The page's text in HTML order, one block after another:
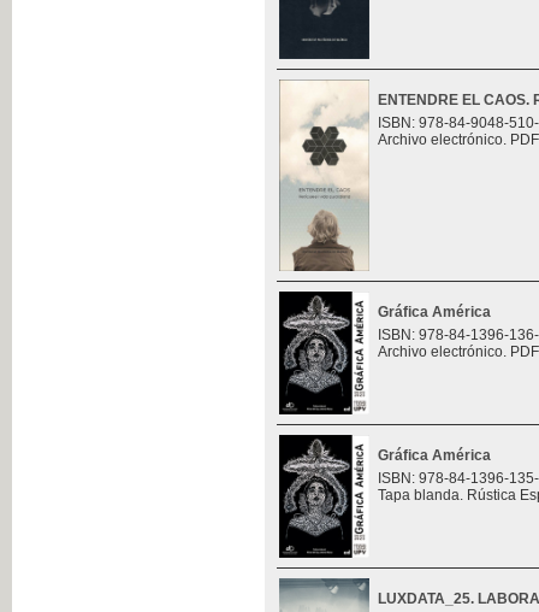
ENTENDRE EL
ISBN: 978-84-9048-
Archivo electrónico.
Gráfica América
ISBN: 978-84-1396-
Archivo electrónico.
Gráfica América
ISBN: 978-84-1396-
Tapa blanda. Rústica
LUXDATA_25.